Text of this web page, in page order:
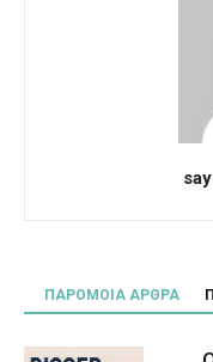
ΠΑΡΟΜΟΙΑ ΑΡΘΡΑ